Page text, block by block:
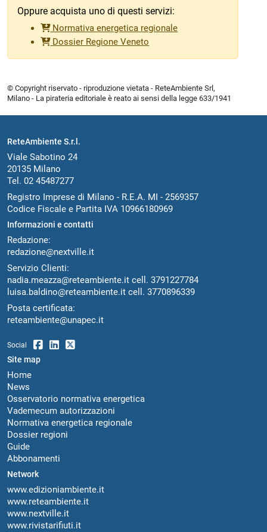
Oppure acquista uno di questi servizi:
Normativa energetica regionale
Dossier Regione Veneto
© Copyright riservato - riproduzione vietata - ReteAmbiente Srl,
Milano - La pirateria editoriale è reato ai sensi della legge 633/1941
ReteAmbiente S.r.l.
Viale Sabotino 24
20135 Milano
Tel. 02 45487277
Registro Imprese di Milano - R.E.A. MI - 2569357
Codice Fiscale e Partita IVA 10966180969
Informazioni e contatti
Redazione:
redazione@nextville.it
Servizio Clienti:
nadia.meazza@reteambiente.it cell. 3791227784
luisa.baldino@reteambiente.it cell. 3770896339
Posta certificata:
reteambiente@unapec.it
Social
Site map
Home
News
Osservatorio normativa energetica
Vademecum autorizzazioni
Normativa energetica regionale
Dossier regioni
Guide
Abbonamenti
Network
www.edizioniambiente.it
www.reteambiente.it
www.nextville.it
www.rivistarifiuti.it